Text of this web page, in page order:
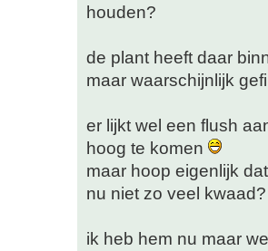
houden?
de plant heeft daar
maar waarschijnlijk
er lijkt wel een flush
hoog te komen
maar hoop eigenlijk
nu niet zo veel kwaad?
ik heb hem nu maar